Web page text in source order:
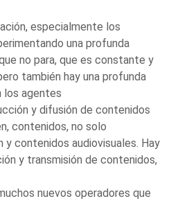
especialmente los
una profunda
no para, que es constante y
también hay una profunda
los agentes
y difusión de contenidos
contenidos, no solo
y contenidos audiovisuales. Hay
y transmisión de contenidos,
nuevos operadores que